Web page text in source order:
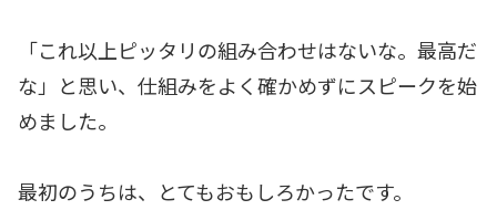
「これ以上ピッタリの組み合わせはないな。最高だ
な」と思い、仕組みをよく確かめずにスピークを始
めました。
最初のうちは、とてもおもしろかったです。